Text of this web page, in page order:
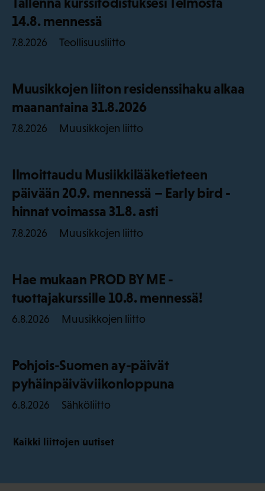
14.8. mennessä
7.8.2026 Teollisuusliitto
Muusikkojen liiton residenssihaku alkaa
maanantaina 31.8.2026
7.8.2026 Muusikkojen liitto
Ilmoittaudu Musiikkilääketieteen
päivään 20.9. mennessä – Early bird -
hinnat voimassa 31.8. asti
7.8.2026 Muusikkojen liitto
Hae mukaan PROD BY ME -
tuottajakurssille 10.8. mennessä!
6.8.2026 Muusikkojen liitto
Pohjois-Suomen ay-päivät
pyhäinpäiväviikonloppuna
6.8.2026 Sähköliitto
Kaikki liittojen uutiset